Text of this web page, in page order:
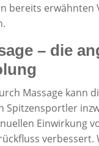
bereits erwähnten
– die
Massage kann
Spitzensportler
Einwirkung
verbessert.